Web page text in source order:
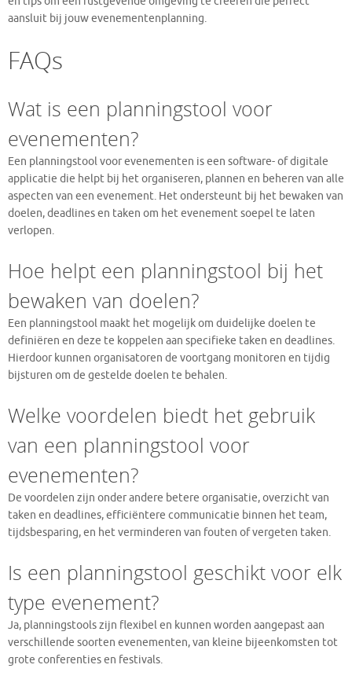
aansluit bij jouw evenementenplanning.
FAQs
Wat is een planningstool voor
evenementen?
Een planningstool voor evenementen is een software- of digitale
applicatie die helpt bij het organiseren, plannen en beheren van alle
aspecten van een evenement. Het ondersteunt bij het bewaken van
doelen, deadlines en taken om het evenement soepel te laten
verlopen.
Hoe helpt een planningstool bij het
bewaken van doelen?
Een planningstool maakt het mogelijk om duidelijke doelen te
definiëren en deze te koppelen aan specifieke taken en deadlines.
Hierdoor kunnen organisatoren de voortgang monitoren en tijdig
bijsturen om de gestelde doelen te behalen.
Welke voordelen biedt het gebruik
van een planningstool voor
evenementen?
De voordelen zijn onder andere betere organisatie, overzicht van
taken en deadlines, efficiëntere communicatie binnen het team,
tijdsbesparing, en het verminderen van fouten of vergeten taken.
Is een planningstool geschikt voor elk
type evenement?
Ja, planningstools zijn flexibel en kunnen worden aangepast aan
verschillende soorten evenementen, van kleine bijeenkomsten tot
grote conferenties en festivals.